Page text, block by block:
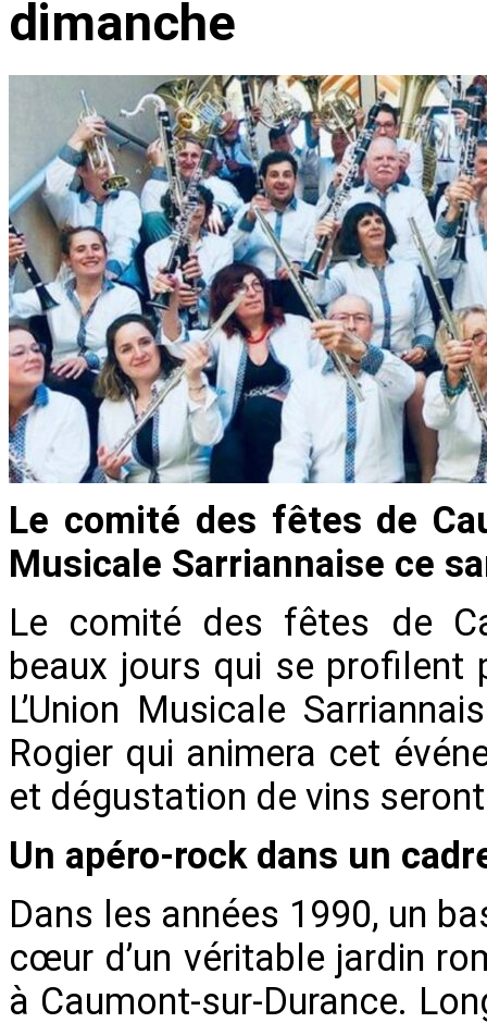
dimanche
Le comité des fêtes de
Musicale Sarriannaise ce
Le comité des fêtes de
beaux jours qui se profilent
L’Union Musicale
Rogier qui animera cet
et dégustation de vins
Un apéro-rock dans un
Dans les années 1990, un
cœur d’un véritable jardin
à Caumont-sur-Durance.